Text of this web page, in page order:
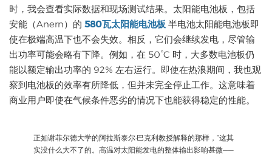
时，我会查看实际数据和现场测试结果。太阳能电池板，包括
安能（Anern）的 580瓦太阳能电池板 半电池太阳能电池板即
使在极端高温下也不会失效。相反，它们会继续发电，尽管输
出功率可能会略有下降。例如，在 50°C 时，大多数电池板仍
能以额定输出功率的 92% 左右运行。即使在热浪期间，我也观
察到电池板的效率有所降低，但并未完全停止工作。这意味着
商业用户即使在气候条件恶劣的情况下也能获得稳定的性能。
正如谢菲尔德大学的阿拉斯泰尔·巴克利教授解释的那样，“这其
实没什么大不了的。高温对太阳能发电的整体输出影响甚微——